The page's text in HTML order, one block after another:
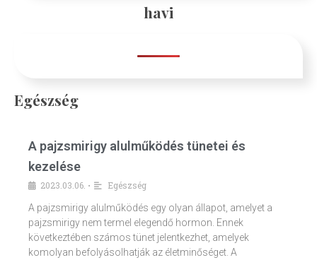
havi
Egészség
A pajzsmirigy alulműködés tünetei és
kezelése
2023.03.06. •
Egészség
A pajzsmirigy alulműködés egy olyan állapot, amelyet a
pajzsmirigy nem termel elegendő hormon. Ennek
következtében számos tünet jelentkezhet, amelyek
komolyan befolyásolhatják az életminőséget. A